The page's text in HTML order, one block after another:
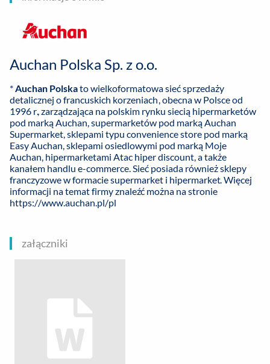
Auchan Polska Sp. z o.o.
*Auchan Polskato wielkoformatowa sieć sprzedaży
detalicznej o francuskich korzeniach, obecna w Polsce od
1996 r., zarządzająca na polskim rynku siecią hipermarketów
pod marką Auchan, supermarketów pod marką Auchan
Supermarket, sklepami typu convenience store pod marką
Easy Auchan, sklepami osiedlowymi pod marką Moje
Auchan, hipermarketami Atac hiper discount, a także
kanałem handlu e-commerce. Sieć posiada również sklepy
franczyzowe w formacie supermarket i hipermarket. Więcej
informacji na temat firmy znaleźć można na stronie
https://www.auchan.pl/pl
załączniki